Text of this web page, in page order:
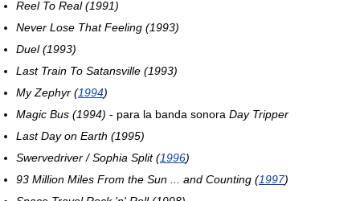
Reel To Real (1991)
Never Lose That Feeling (1993)
Duel (1993)
Last Train To Satansville (1993)
My Zephyr (1994)
Magic Bus (1994) - para la banda sonora Day Tripper
Last Day on Earth (1995)
Swervedriver / Sophia Split (1996)
93 Million Miles From the Sun ... and Counting (1997)